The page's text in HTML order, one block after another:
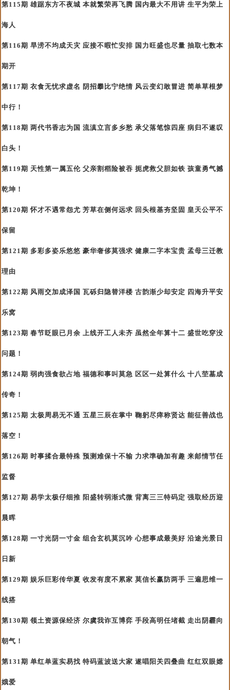
第115期 雄踞东方不夜城 本就繁荣再飞腾 国内最大不用讲 生平为荣上
海人
第116期 旱涝不均成天灾 应接不暇忙安排 国力旺盛也尽量 抽取七数本
期开
第117期 衣食无忧求虚名 阴招攀比宁绝情 风云变幻敢冒进 简单草根梦
中行！
第118期 两代书香志为国 流滇立言多乡愁 承父落笔惊四座 病归不遂叹
白头！
第119期 天性第一属五伦 父亲割稻险被吞 扼虎救父胆如铁 孩童勇气撼
乾坤！
第120期 怀才不遇常怨尤 芳草在侧何远求 回头根基夯坚固 皇天公平不
保留
第121期 多彩多姿乐悠悠 豪华奢侈莫强求 健康二字本宝贵 孟母三迁教
理由
第122期 风雨交加成泽国 瓦砾归隐替洋楼 古韵渐少却安定 四海升平安
乐窝
第123期 春节眨眼已月余 上线开工人未齐 虽然全年算十二 盛世吃穿没
问题！
第124期 弱肉强食欲占地 福德和事叫莫急 区区一处算什么 十八茔墓成
传奇！
第125期 太极周易无不通 五星三辰在掌中 鞠躬尽瘁称贤达 能征善战也
落空！
第126期 时事揉合最特殊 预测难保十不输 力求準确加有趣 来邮情节任
监督
第127期 易学太极仔细推 阳盛转弱渐式微 背离三三特码定 强取经历迎
晨晖
第128期 一寸光阴一寸金 组合玄机莫沉吟 心想事成最美好 沿途光景日
日新
第129期 娱乐巨彩传华夏 收发有度不累家 莫信长赢防两手 三遍思维一
线搭
第130期 领土资源保经济 尔虞我诈互博弈 手段高明任堵截 走出阴霾向
朝气！
第131期 单红单蓝实易找 特码蓝波送大家 遂唱阳关四叠曲 红红双眼嫦
娥爱